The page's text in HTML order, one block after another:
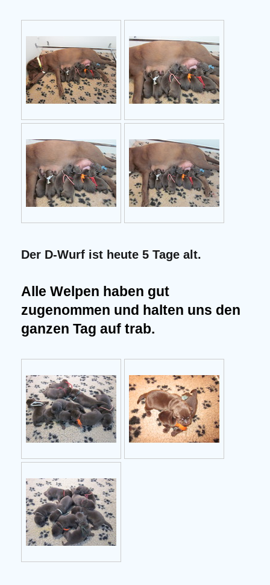
Der D-Wurf ist heute 5 Tage alt.
Alle Welpen haben gut
zugenommen und halten uns den
ganzen Tag auf trab.